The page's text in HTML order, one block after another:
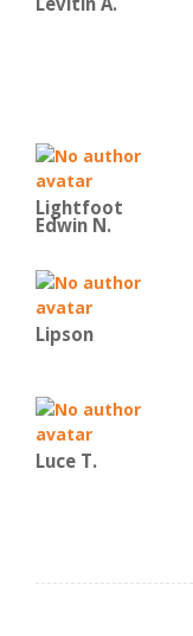
Lightfoot
Edwin N.
Lipson
Luce T.